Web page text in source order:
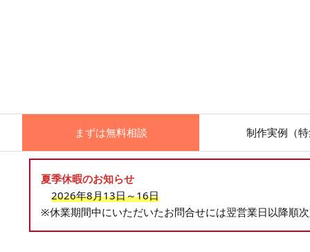
まずは無料相談 制作実例（
夏季休暇のお知らせ
2026年8月13日～16日
※休業期間中にいただいたお問合せには翌営業日以降順